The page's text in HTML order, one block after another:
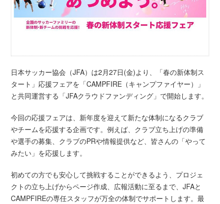
日本サッカー協会（JFA）は2月27日(金)より、「春の新体制ス
タート」応援フェアを「CAMPFIRE（キャンプファイヤー）」
と共同運営する「JFAクラウドファンディング」で開始します。
今回の応援フェアは、新年度を迎えて新たな体制になるクラブ
やチームを応援する企画です。例えば、クラブ立ち上げの準備
や選手の募集、クラブのPRや情報提供など、皆さんの「やって
みたい」を応援します。
初めての方でも安心して挑戦することができるよう、プロジェ
クトの立ち上げからページ作成、広報活動に至るまで、JFAと
CAMPFIREの専任スタッフが万全の体制でサポートします。最